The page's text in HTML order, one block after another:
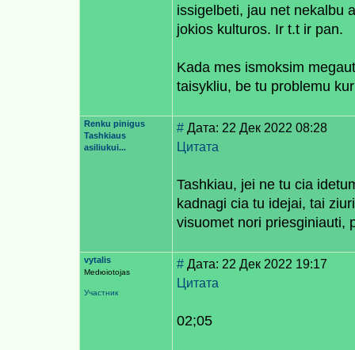
issigelbeti, jau net nekalbu
jokios kulturos. Ir t.t ir pan.
Kada mes ismoksim
taisykliu, be tu problemu
Renku pinigus
Tashkiaus
asiliukui...
# Дата: 22 Дек 2022 08:28
Цитата
Tashkiau, jei ne tu cia
kadnagi cia tu idejai, tai
visuomet nori priesginiauti,
vytalis
Medюiotojas
Участник
# Дата: 22 Дек 2022 19:17
Цитата
02;05